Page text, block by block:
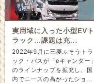
実用域に入った小型EVト
ラック…課題は充...
2022年9月に三菱ふそうトラ
ック・バスが「eキャンター」
のラインナップを拡充し、国
内でニーズの高かったショー